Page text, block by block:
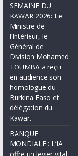
SEMAINE DU
KAWAR 2026: Le
Ministre de
l’Intérieur, le
Général de
Division Mohamed
TOUMBA a reçu
en audience son
homologue du
Burkina Faso et
délégation du
Kawar.
BANQUE
MONDIALE : L’IA
offre un levier vital